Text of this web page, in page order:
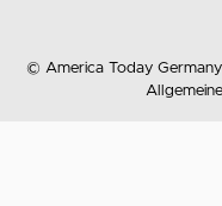
© America Today